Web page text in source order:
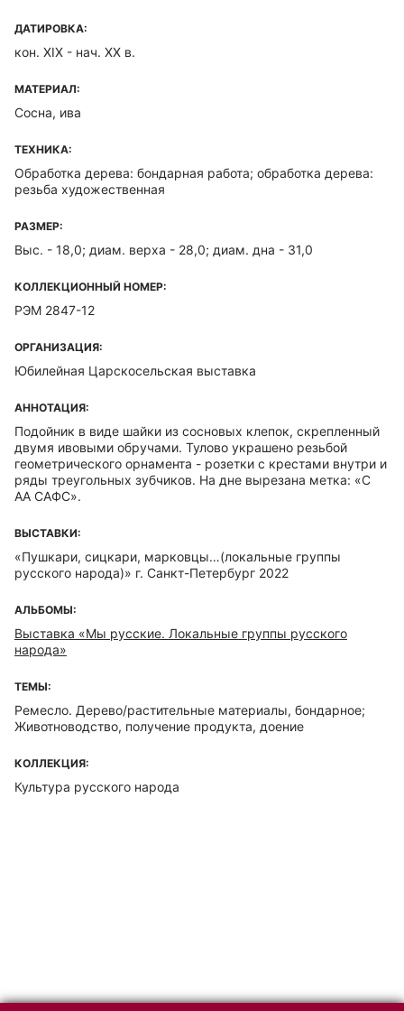
ДАТИРОВКА:
кон. XIX - нач. ХХ в.
МАТЕРИАЛ:
Сосна, ива
ТЕХНИКА:
Обработка дерева: бондарная работа; обработка дерева:
резьба художественная
РАЗМЕР:
Выс. - 18,0; диам. верха - 28,0; диам. дна - 31,0
КОЛЛЕКЦИОННЫЙ НОМЕР:
РЭМ 2847-12
ОРГАНИЗАЦИЯ:
Юбилейная Царскосельская выставка
АННОТАЦИЯ:
Подойник в виде шайки из сосновых клепок, скрепленный
двумя ивовыми обручами. Тулово украшено резьбой
геометрического орнамента - розетки с крестами внутри и
ряды треугольных зубчиков. На дне вырезана метка: «С
АА САФС».
ВЫСТАВКИ:
«Пушкари, сицкари, марковцы…(локальные группы
русского народа)» г. Санкт-Петербург 2022
АЛЬБОМЫ:
Выставка «Мы русские. Локальные группы русского
народа»
ТЕМЫ:
Ремесло. Дерево/растительные материалы, бондарное;
Животноводство, получение продукта, доение
КОЛЛЕКЦИЯ:
Культура русского народа